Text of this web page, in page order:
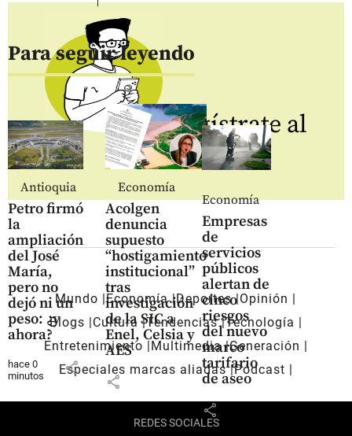
Para seguir leyendo
Antioquia
Petro firmó
la
ampliación
del José
María,
pero no
dejó ni un
peso: ¿y
ahora?
hace 0
minutos
share
Economía
Acolgen
denuncia
supuesto
“hostigamiento
institucional”
tras
investigación
de la SIC a
Enel, Celsia y
AES
share
Economía
Empresas
de
servicios
públicos
alertan de
cinco
riesgos
del nuevo
marco
tarifario
de aseo
share
Regístrate al
newsletter
Mundo Economía Deportes Opinión
Blogs
Cultura Tendencias Tecnología
Entretenimiento
Multimedia Generación
Especiales marcas aliadas Pódcast
REDES SOCIALES